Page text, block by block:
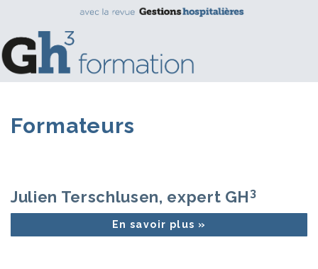
Formateurs
Julien Terschlusen, expert GH3
En savoir plus »